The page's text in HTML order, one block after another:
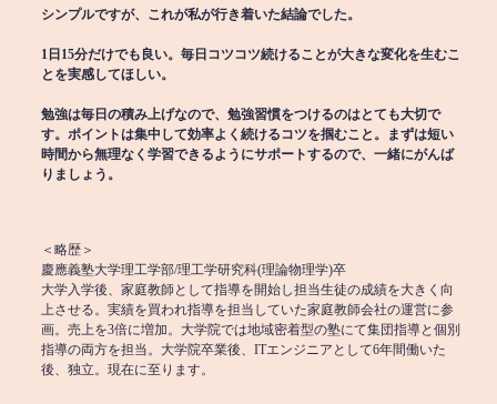
シンプルですが、これが私が行き着いた結論でした。
1日15分だけでも良い。毎日コツコツ続けることが大きな変化を生むこ
とを実感してほしい。
勉強は毎日の積み上げなので、勉強習慣をつけるのはとても大切で
す。ポイントは集中して効率よく続けるコツを掴むこと。まずは短い
時間から無理なく学習できるようにサポートするので、一緒にがんば
りましょう。
＜略歴＞
慶應義塾大学理工学部/理工学研究科(理論物理学)卒
大学入学後、家庭教師として指導を開始し担当生徒の成績を大きく向
上させる。実績を買われ指導を担当していた家庭教師会社の運営に参
画。売上を3倍に増加。大学院では地域密着型の塾にて集団指導と個別
指導の両方を担当。大学院卒業後、ITエンジニアとして6年間働いた
後、独立。現在に至ります。